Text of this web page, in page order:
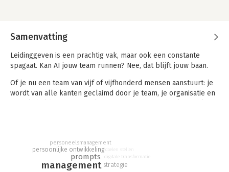
Samenvatting
Leidinggeven is een prachtig vak, maar ook een constante
spagaat. Kan AI jouw team runnen? Nee, dat blijft jouw baan.
Of je nu een team van vijf of vijfhonderd mensen aanstuurt: je
wordt van alle kanten geclaimd door je team, je organisatie en
Dit boek biedt een praktisch model voor management en
leiderschap, ondersteund door meer dan 100 direct
management
prompts
persoonlijke ontwikkeling
strategie
personeelsmanagement
digitale transformatie
doelen stellen